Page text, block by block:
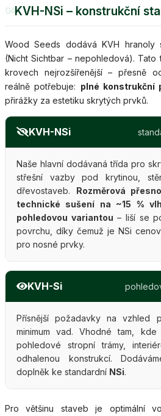
04KVH-NSi – konstrukční
Wood Seeds dodává KVH hranoly
(Nicht Sichtbar – nepohledová).
krovech nejrozšířenější – přesně
reálně potřebuje: plné konstrukční
přirážky za estetiku skrytých prvků.
KVH-NSi
Naše hlavní dodávaná třída pro
střešní vazby pod krytinou,
dřevostaveb. Rozměrová
technické sušení na ~15 %
pohledovou variantou – liší se
povrchu, díky čemuž je NSi
pro nosné prvky.
KVH-Si
Přísnější požadavky na vzhled
minimum vad. Vhodné tam,
pohledové stropní trámy,
odhalenou konstrukcí.
doplněk ke standardní NSi.
Pro většinu staveb je optimální